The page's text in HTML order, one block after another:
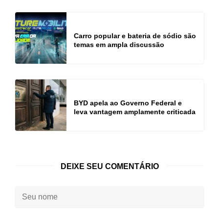
Carro popular e bateria de sódio são
temas em ampla discussão
BYD apela ao Governo Federal e
leva vantagem amplamente criticada
DEIXE SEU COMENTÁRIO
Seu